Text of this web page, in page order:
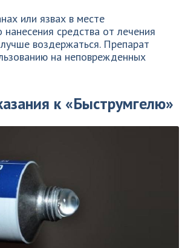
или язвах в месте
нанесения средства от лечения
воздержаться. Препарат
на неповрежденных
к «Быструмгелю»